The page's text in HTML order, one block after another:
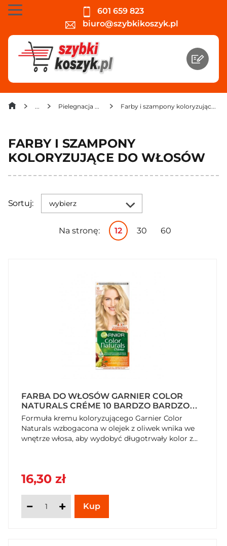
601 659 823
biuro@szybkikoszyk.pl
Pielegnacja włosów Farby i szampony koloryzujące do włosów
FARBY I SZAMPONY
KOLORYZUJĄCE DO WŁOSÓW
Sortuj: wybierz
Na stronę: 12 30 60
FARBA DO WŁOSÓW GARNIER COLOR
NATURALS CRÉME 10 BARDZO BARDZO
JASNY BLOND
Formuła kremu koloryzującego Garnier Color
Naturals wzbogacona w olejek z oliwek wnika we
wnętrze włosa, aby wydobyć długotrwały kolor z...
16,30 zł